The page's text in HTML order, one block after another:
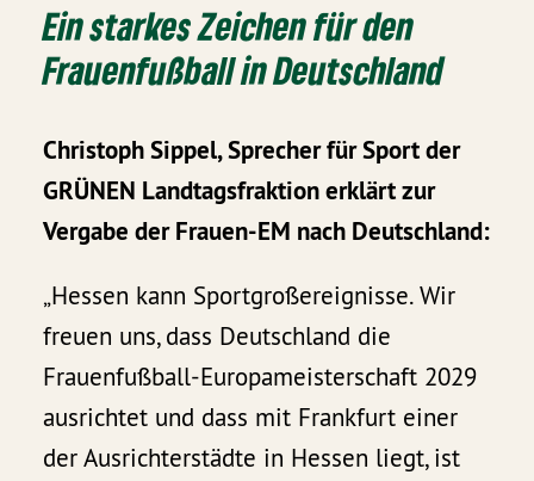
Ein starkes Zeichen für den
Frauenfußball in Deutschland
Christoph Sippel, Sprecher für Sport der
GRÜNEN Landtagsfraktion erklärt zur
Vergabe der Frauen-EM nach Deutschland:
„Hessen kann Sportgroßereignisse. Wir
freuen uns, dass Deutschland die
Frauenfußball-Europameisterschaft 2029
ausrichtet und dass mit Frankfurt einer
der Ausrichterstädte in Hessen liegt, ist